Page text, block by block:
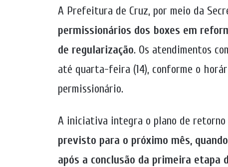
A Prefeitura de Cruz, por meio da
permissionários dos boxes em
de regularização. Os atendimentos
até quarta-feira (14), conforme o
permissionário.
A iniciativa integra o plano de retorno
previsto para o próximo mês,
após a conclusão da primeira etapa